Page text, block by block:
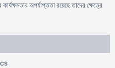
অপর্যাপ্ততা রয়েছে তাদের ক্ষেত্রে